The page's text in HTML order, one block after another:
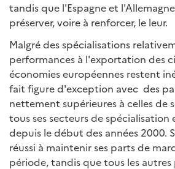
tandis que l'Espagne et
préserver, voire à renforcer, le leur.
Malgré des spécialisations
performances à l'exportation des
économies européennes restent
fait figure d'exception avec des
nettement supérieures à celles de
tous ses secteurs de spécialisation
depuis le début des années 2000.
réussi à maintenir ses parts de
période, tandis que tous les